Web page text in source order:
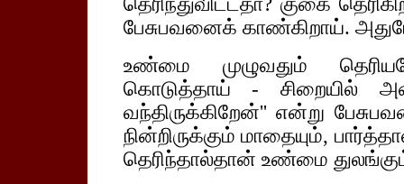
பேசுபவனைக் காண்கிறாய்.
உண்மை முழுவதும்
கொடுத்தாய் - சிறையில்
வந்திருக்கிறேன்'' என்று
நின்றிருக்கும் மாதையும்,
தெரிந்தால்தான் உண்மை